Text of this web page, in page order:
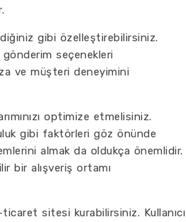
gibi özelleştirebilirsiniz.
seçenekleri
ve müşteri deneyimini
optimize etmelisiniz.
gibi faktörleri göz önünde
almak da oldukça önemlidir.
bir alışveriş ortamı
sitesi kurabilirsiniz. Kullanıcı